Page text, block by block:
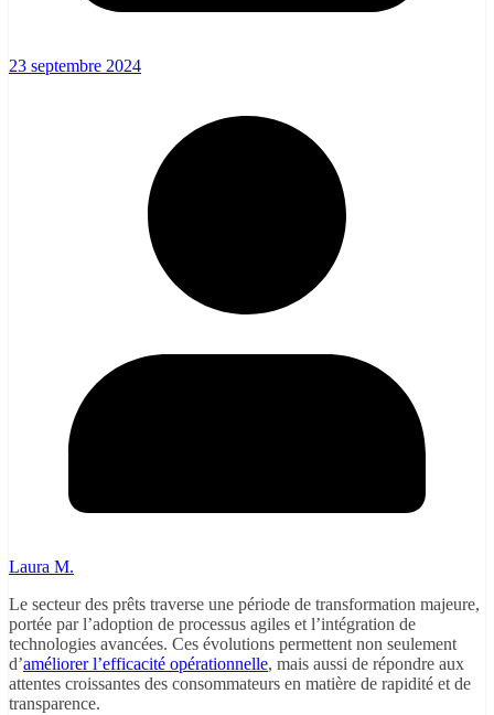
23 septembre 2024
Laura M.
Le secteur des prêts traverse une période de transformation majeure,
portée par l’adoption de processus agiles et l’intégration de
technologies avancées. Ces évolutions permettent non seulement
d’améliorer l’efficacité opérationnelle, mais aussi de répondre aux
attentes croissantes des consommateurs en matière de rapidité et de
transparence.